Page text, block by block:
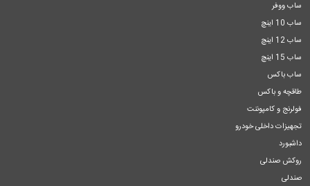
ساب ووفر
ساب 10 اینچ
ساب 12 اینچ
ساب 15 اینچ
ساب باکس
طاقچه و باکس
فولرنج و کامپوننت
تجهیزات داخلی خودرو
داشبورد
روکش صندلی
صندلی